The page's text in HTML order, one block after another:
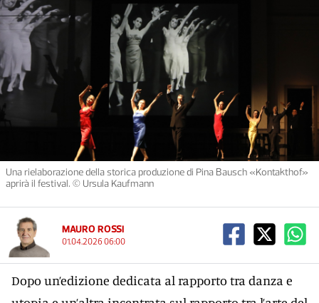
Una rielaborazione della storica produzione di Pina Bausch «Kontakthof»
aprirà il festival. © Ursula Kaufmann
MAURO ROSSI
01.04.2026 06:00
Dopo un’edizione dedicata al rapporto tra danza e